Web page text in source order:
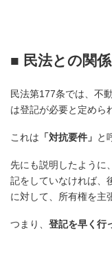
■ 民法との関係
民法第177条では、不
は登記が必要と定めら
これは 「対抗要件」 と
先にも説明したように
記をしていなければ、
に対して、所有権を主
つまり、 登記を早く行